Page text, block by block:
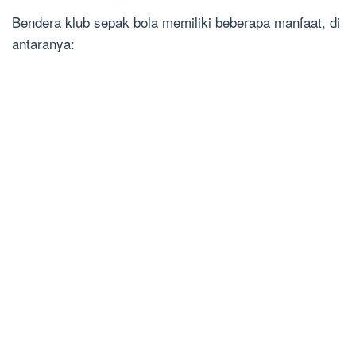
Bendera klub sepak bola memiliki beberapa manfaat, di
antaranya: